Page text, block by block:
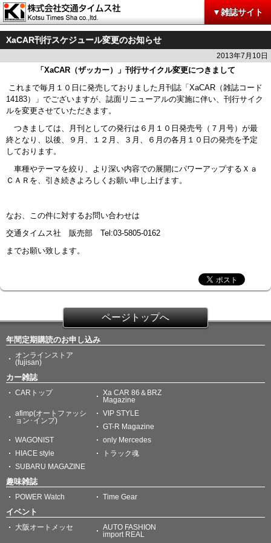
▼雑誌サイト
XaCAR刊行スケジュール変更のお知らせ
2013年7月10日
「 XaCAR（ザッカー）」刊行サイクル変更につきまして
これまで毎月１０日に発売しておりました月刊誌「XaCAR（雑誌コード
14183）」でございますが、誌面リニューアルの実施に伴い、刊行サイク
ルを変更させていただきます。
つきましては、月刊としての発行は６月１０日発売号（７月号）が最
終となり、以後、９月、１２月、３月、６月の各月１０日の発売を予定
しております。
車種やテーマを絞り、より深い内容での展開にパワーアップするＸａ
ＣＡＲを、引き続きよろしくお願い申し上げます。
なお、この件に対するお問い合わせは
交通タイムス社 販売部 Tel:03-5805-0162
までお願い致します。
ページトップへ
年間定期購読のお申し込み
オンラインストア
(fujisan)
カー雑誌
CARトップ
Xa CAR 86＆BRZ
Magazine
afimp(オートファッシ
ョン･インプ)
VIP STYLE
GT-R Magazine
WAGONIST
only Mercedes
HIACE style
トラック魂
SUBARU MAGAZINE
趣味雑誌
POWER Watch Time Gear
イベント
大阪オートメッセ
AUTO FASHION
import REAL